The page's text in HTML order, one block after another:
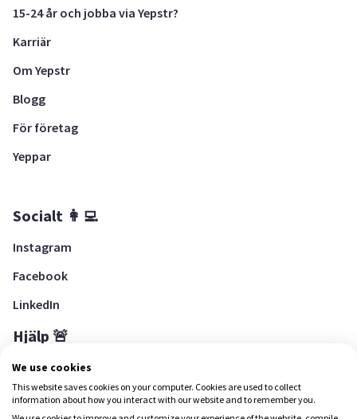
15-24 år och jobba via Yepstr?
Karriär
Om Yepstr
Blogg
För företag
Yeppar
Socialt 👩‍💻
Instagram
Facebook
LinkedIn
Hjälp 🚨
Hjälpcenter
We use cookies
This website saves cookies on your computer. Cookies are used to collect
information about how you interact with our website and to remember you.